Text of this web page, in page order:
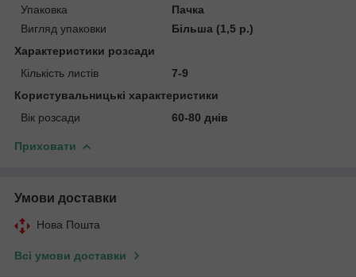
Упаковка
Пачка
Вигляд упаковки
Більша (1,5 р.)
Характеристики розсади
Кількість листів
7-9
Користувальницькі характеристики
Вік розсади
60-80 днів
Приховати
Умови доставки
Нова Пошта
Всі умови доставки